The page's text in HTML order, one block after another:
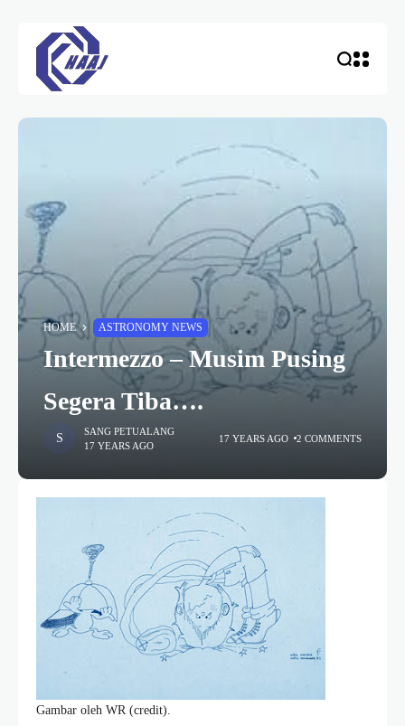
HOME ASTRONOMY NEWS
Intermezzo – Musim Pusing
Segera Tiba….
SANG PETUALANG
17 YEARS AGO
17 YEARS AGO 2 COMMENTS
Gambar oleh WR(credit).